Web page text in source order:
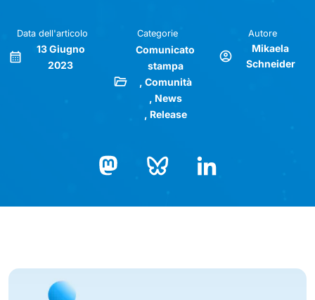
Data dell'articolo
13 Giugno
2023
Categorie
Comunicato
stampa
Comunità
News
Release
Autore
Mikaela
Schneider